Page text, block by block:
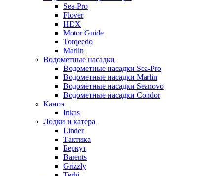
Sea-Pro
Flover
HDX
Motor Guide
Torqeedo
Marlin
Водометные насадки
Водометные насадки Sea-Pro
Водометные насадки Marlin
Водометные насадки Seanovo
Водометные насадки Condor
Каноэ
Inkas
Лодки и катера
Linder
Тактика
Беркут
Barents
Grizzly